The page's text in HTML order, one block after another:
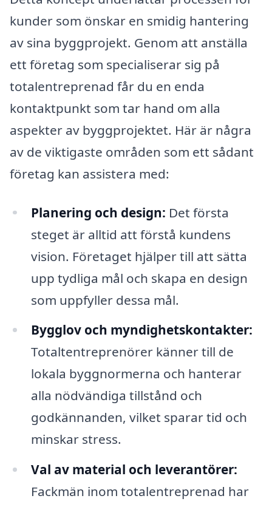
kunder som önskar en smidig hantering
av sina byggprojekt. Genom att anställa
ett företag som specialiserar sig på
totalentreprenad får du en enda
kontaktpunkt som tar hand om alla
aspekter av byggprojektet. Här är några
av de viktigaste områden som ett sådant
företag kan assistera med:
Planering och design: Det första
steget är alltid att förstå kundens
vision. Företaget hjälper till att sätta
upp tydliga mål och skapa en design
som uppfyller dessa mål.
Bygglov och myndighetskontakter:
Totaltentreprenörer känner till de
lokala byggnormerna och hanterar
alla nödvändiga tillstånd och
godkännanden, vilket sparar tid och
minskar stress.
Val av material och leverantörer:
Fackmän inom totalentreprenad har